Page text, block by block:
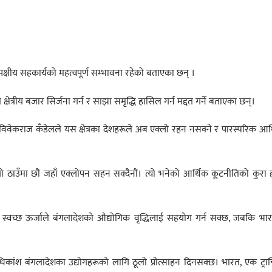
सहकार्यको महत्वपूर्ण सम्भावना रहेको बताएका छन् ।
बजार सिर्जना गर्न र साझा समृद्धि हासिल गर्न मद्दत गर्ने बताएका छन्।
विवेकराज कँडेलले यस क्षेत्रका देशहरूले अब एक्लो रहन नसक्ने र पारस्परिक
ठाउँमा छौं जहाँ एक्लोपन सहन सक्दैनौं। त्यो भनेको आर्थिक कूटनीतिको कुरा
स्वच्छ ऊर्जाले बंगलादेशको औद्योगिक वृद्धिलाई सहयोग गर्न सक्छ, जबकि
बंगलादेशका उद्योगहरूको लागि ठूलो प्रोत्साहन दिनसक्छ। भारत, एक